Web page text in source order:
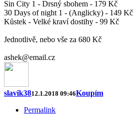
Sin City 1 - Drsný sbohem - 179 Kč
30 Days of night 1 - (Anglicky) - 149 Kč
Kůstek - Velké kraví dostihy - 99 Kč
Jednotlivě, nebo vše za 680 Kč
ashek@email.cz
slavik3812.1.2018 09:46Koupím
Permalink